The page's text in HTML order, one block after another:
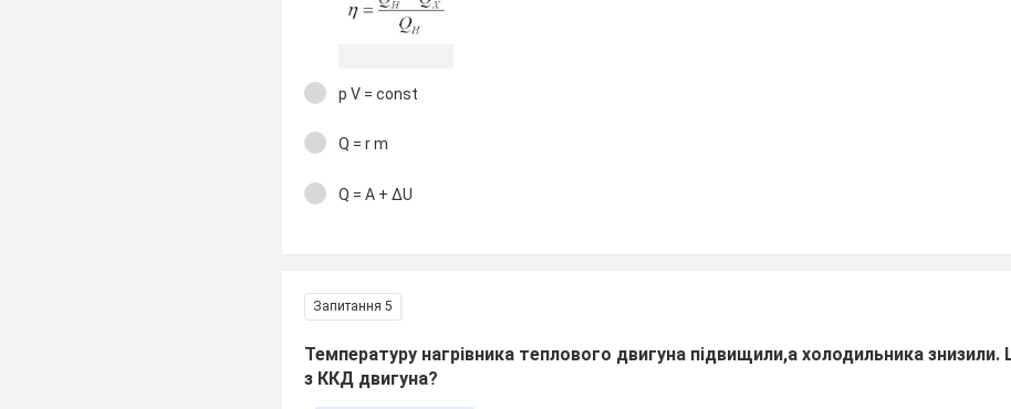
p V = const
Q = r m
Q = A + ∆U
Запитання 5
Температуру нагрівника теплового двигуна підвищили,а холодильника
з ККД двигуна?